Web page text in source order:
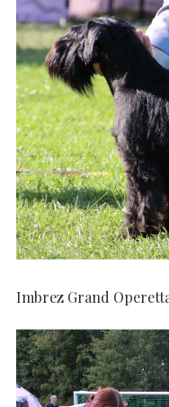
Imbrez Grand